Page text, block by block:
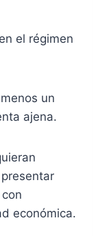
el régimen
un
ajena.
económica.